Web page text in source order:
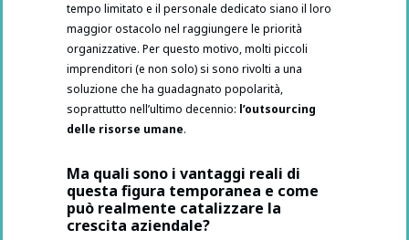
tempo limitato e il personale dedicato siano il loro
maggior ostacolo nel raggiungere le priorità
organizzative. Per questo motivo, molti piccoli
imprenditori (e non solo) si sono rivolti a una
soluzione che ha guadagnato popolarità,
soprattutto nell’ultimo decennio: l’outsourcing
delle risorse umane.
Ma quali sono i vantaggi reali di
questa figura temporanea e come
può realmente catalizzare la
crescita aziendale?